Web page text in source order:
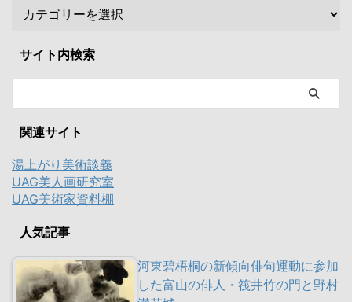
サイト内検索
関連サイト
湯上がり美術談義
UAG美人画研究室
UAG美術家資料棚
人気記事
河東碧梧桐の新傾向俳句運動に参加
した富山の俳人・筏井竹の門と野村